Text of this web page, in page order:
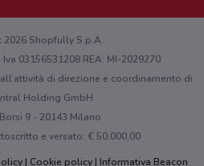
o sull'app?
Shopfully S.p.A.
03156531208 REA: MI-2029270
di direzione e coordinamento di
Holding GmbH
9 - 20143 Milano
e versato: € 50.000,00
Cookie policy Informativa Beacon